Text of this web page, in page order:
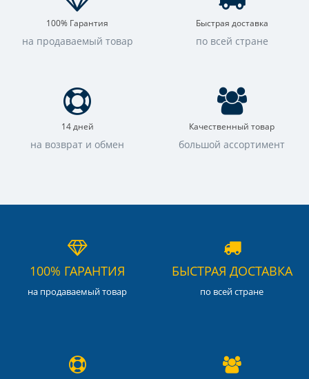
100% Гарантия
на продаваемый товар
Быстрая доставка
по всей стране
14 дней
на возврат и обмен
Качественный товар
большой ассортимент
100% ГАРАНТИЯ
на продаваемый товар
БЫСТРАЯ ДОСТАВКА
по всей стране